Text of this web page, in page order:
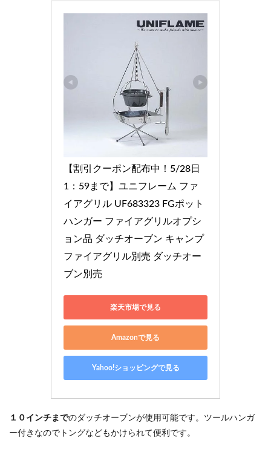
【割引クーポン配布中！5/28日
1：59まで】ユニフレーム ファ
イアグリル UF683323 FGポット
ハンガー ファイアグリルオプシ
ョン品 ダッチオーブン キャンプ
ファイアグリル別売 ダッチオー
ブン別売
楽天市場で見る
Amazonで見る
Yahoo!ショッピングで見る
１０インチまでのダッチオーブンが使用可能です。ツールハンガ
ー付きなのでトングなどもかけられて便利です。